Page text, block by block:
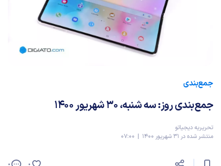
جمع‌بندی
جمع‌بندی روز: سه شنبه، ۳۰ شهریور ۱۴۰۰
تحریریه دیجیاتو
منتشر شده در 31 شهریور 1400 | 07:00
0 0